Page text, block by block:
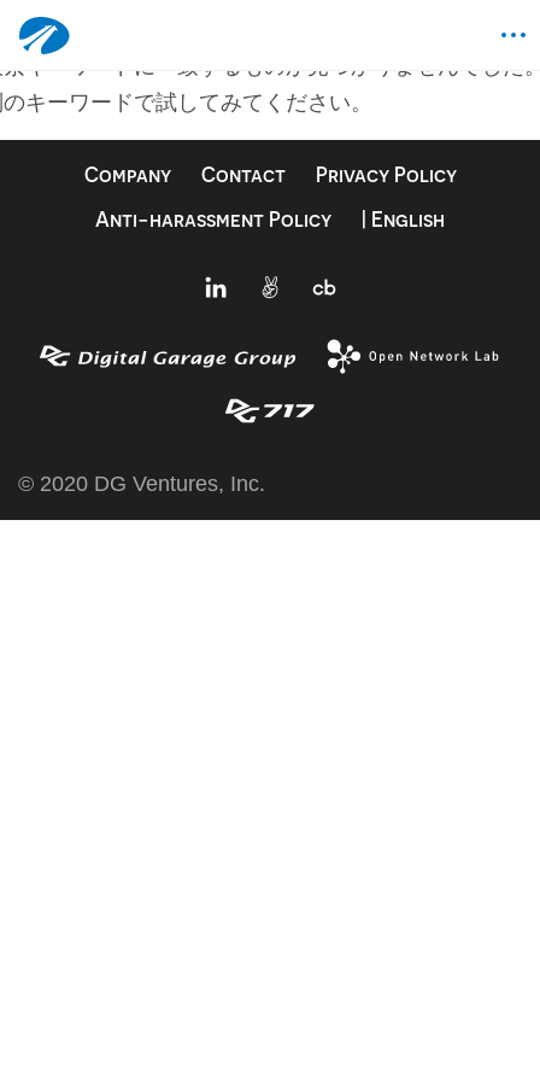
も見つかりませんでした
キーワードに一致するものが見つかりませんでした
キーワードで試してみてください。
Company Contact
Privacy Policy
Anti-harassment Policy
| English
© 2020 DG Ventures, Inc.